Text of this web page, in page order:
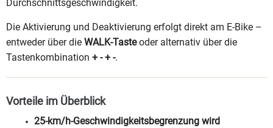
Durchschnittsgeschwindigkeit.
Die Aktivierung und Deaktivierung erfolgt direkt am E-Bike –
entweder über die WALK-Tasteoder alternativ über die
Tastenkombination + - + -.
Vorteile im Überblick
25-km/h-Geschwindigkeitsbegrenzung wird